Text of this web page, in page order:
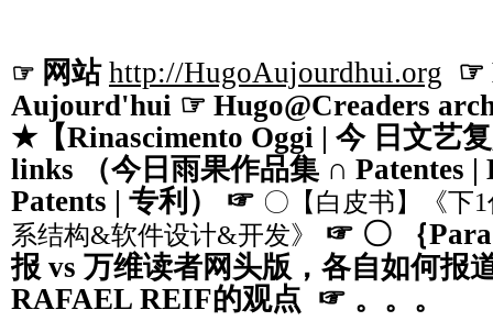
☞ 网站 http://HugoAujourdhui.org ☞
Aujourd'hui ☞ Hugo@Creaders
★ 【Rinascimento Oggi | 今 日文艺
links
（今日雨果作品集 ∩ Patentes |
Patents | 专利） ☞ 〇【白皮书】《下
系结构&软件设计&开发》
☞ 〇 ｛
报 vs 万维读者网头版，各自如何报
RAFAEL REIF的观点 ☞ 。。。